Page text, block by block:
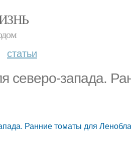
статьи
северо-запада.
Ранние томаты для